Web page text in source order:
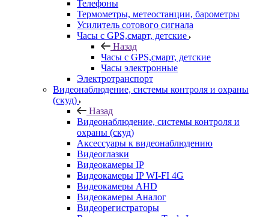
Телефоны
Термометры, метеостанции, барометры
Усилитель сотового сигнала
Часы с GPS,смарт, детские
Назад
Часы с GPS,смарт, детские
Часы электронные
Электротранспорт
Видеонаблюдение, системы контроля и охраны
(скуд)
Назад
Видеонаблюдение, системы контроля и
охраны (скуд)
Аксессуары к видеонаблюдению
Видеоглазки
Видеокамеры IP
Видеокамеры IP WI-FI 4G
Видеокамеры AHD
Видеокамеры Аналог
Видеорегистраторы